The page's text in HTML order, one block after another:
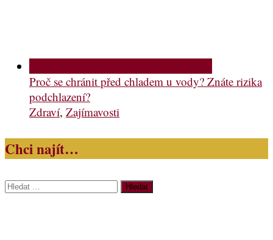
Proč se chránit před chladem u vody? Znáte rizika
podchlazení?
Zdraví, Zajímavosti
Chci najít…
Vyhledávání